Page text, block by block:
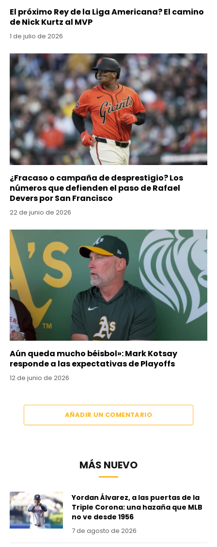
El próximo Rey de la Liga Americana? El camino
de Nick Kurtz al MVP
1 de julio de 2026
¿Fracaso o campaña de desprestigio? Los
números que defienden el paso de Rafael
Devers por San Francisco
22 de junio de 2026
Aún queda mucho béisbol»: Mark Kotsay
responde a las expectativas de Playoffs
12 de junio de 2026
AÑADIR UN COMENTARIO
MÁS NUEVO
Yordan Álvarez, a las puertas de la
Triple Corona: una hazaña que MLB
no ve desde 1956
7 de agosto de 2026